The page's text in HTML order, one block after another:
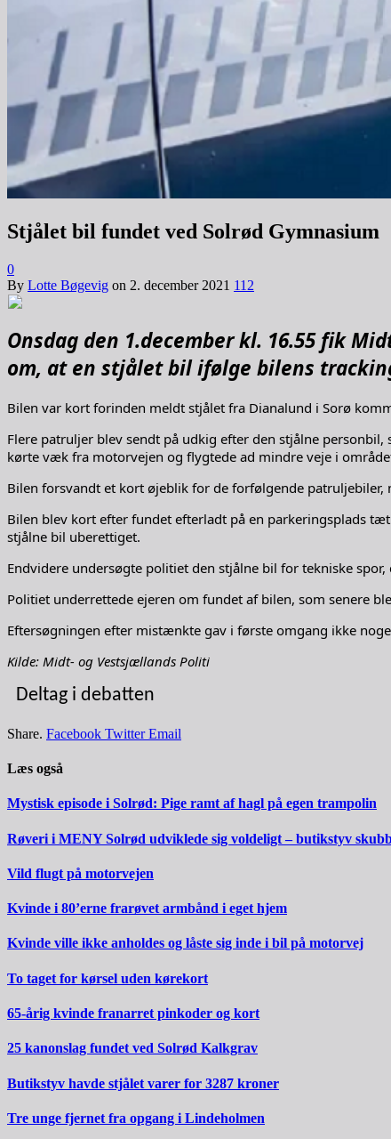
Stjålet bil fundet ved Solrød Gymnasium
0
By Lotte Bøgevig on 2. december 2021 112
Onsdag den 1.december kl. 16.55 fik
om, at en stjålet bil ifølge bilens
Bilen var kort forinden meldt stjålet fra Dianalund i Sorø
Flere patruljer blev sendt på udkig efter den stjålne
kørte væk fra motorvejen og flygtede ad mindre veje i
Bilen forsvandt et kort øjeblik for de forfølgende
Bilen blev kort efter fundet efterladt på en parkeringsplads
stjålne bil uberettiget.
Endvidere undersøgte politiet den stjålne bil for tekniske
Politiet underrettede ejeren om fundet af bilen, som senere
Eftersøgningen efter mistænkte gav i første omgang ikke
Kilde: Midt- og Vestsjællands Politi
Deltag i debatten
Share. Facebook Twitter Email
Læs også
Mystisk episode i Solrød: Pige ramt af hagl på egen trampolin
Røveri i MENY Solrød udviklede sig voldeligt – butikstyv
Vild flugt på motorvejen
Kvinde i 80’erne frarøvet armbånd i eget hjem
Kvinde ville ikke anholdes og låste sig inde i bil på motorvej
To taget for kørsel uden kørekort
65-årig kvinde franarret pinkoder og kort
25 kanonslag fundet ved Solrød Kalkgrav
Butikstyv havde stjålet varer for 3287 kroner
Tre unge fjernet fra opgang i Lindeholmen